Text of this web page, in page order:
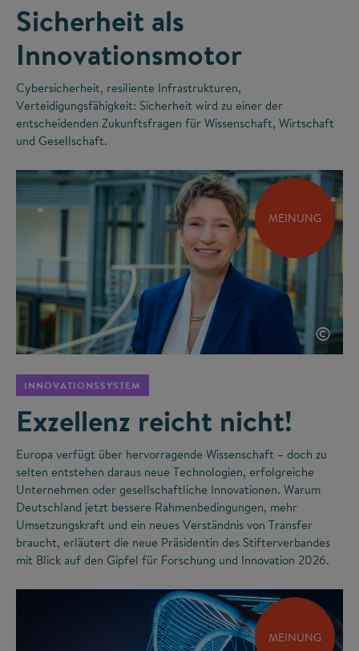
Sicherheit als
Innovationsmotor
Cybersicherheit, resiliente Infrastrukturen,
Verteidigungsfähigkeit: Sicherheit wird zu einer der
entscheidenden Zukunftsfragen für Wissenschaft, Wirtschaft
und Gesellschaft.
MEINUNG
©
INNOVATIONSSYSTEM
Exzellenz reicht nicht!
Europa verfügt über hervorragende Wissenschaft – doch zu
selten entstehen daraus neue Technologien, erfolgreiche
Unternehmen oder gesellschaftliche Innovationen. Warum
Deutschland jetzt bessere Rahmenbedingungen, mehr
Umsetzungskraft und ein neues Verständnis von Transfer
braucht, erläutert die neue Präsidentin des Stifterverbandes
mit Blick auf den Gipfel für Forschung und Innovation 2026.
MEINUNG